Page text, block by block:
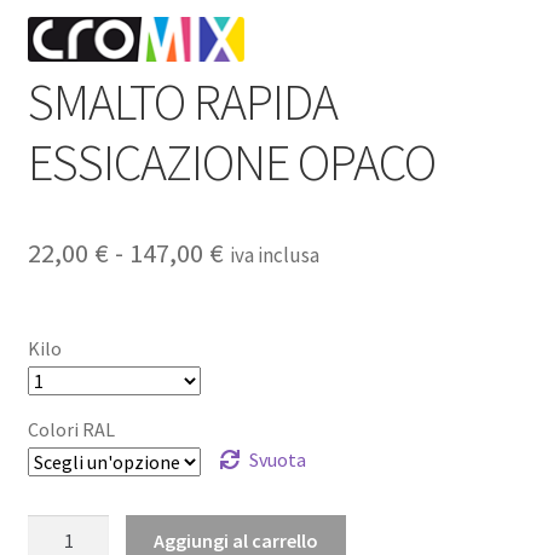
SMALTO RAPIDA
ESSICAZIONE OPACO
22,00 € - 147,00 €Fascia
a
147,00 €
iva inclusa
Kilo
Colori RAL
Svuota
Aggiungi al carrello